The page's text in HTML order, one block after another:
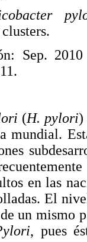
Sep.
(H. pylori)
mundial.
en las
El
un mismo
, pues